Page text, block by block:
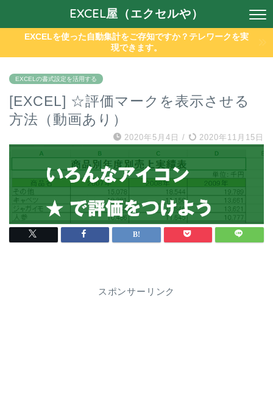
EXCEL屋（エクセルや）
EXCELを使った自動集計をご存知ですか？テレワークを実
現できます。
EXCELの書式設定を活用する
[EXCEL] ☆評価マークを表示させる
方法（動画あり）
2020年5月4日 / 2020年11月15日
スポンサーリンク